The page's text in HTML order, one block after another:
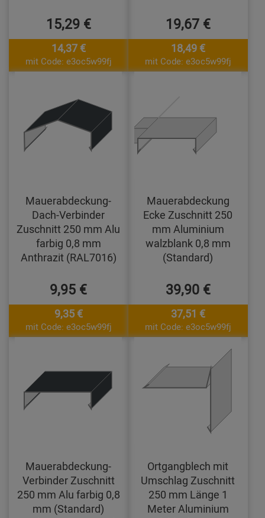
15,29 €
14,37 €
mit Code: e3oc5w99fj
19,67 €
18,49 €
mit Code: e3oc5w99fj
Mauerabdeckung-
Dach-Verbinder
Zuschnitt 250 mm Alu
farbig 0,8 mm
Anthrazit (RAL7016)
9,95 €
9,35 €
mit Code: e3oc5w99fj
Mauerabdeckung
Ecke Zuschnitt 250
mm Aluminium
walzblank 0,8 mm
(Standard)
39,90 €
37,51 €
mit Code: e3oc5w99fj
Mauerabdeckung-
Verbinder Zuschnitt
250 mm Alu farbig 0,8
mm (Standard)
Ortgangblech mit
Umschlag Zuschnitt
250 mm Länge 1
Meter Aluminium